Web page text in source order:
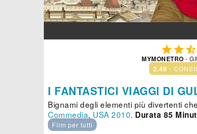

MYMONETRO -
2.49 -
I FANTASTICI VIAGGI DI
Bignami degli elementi più divertenti
Commedia, USA 2010. Durata 85
Film per tutti